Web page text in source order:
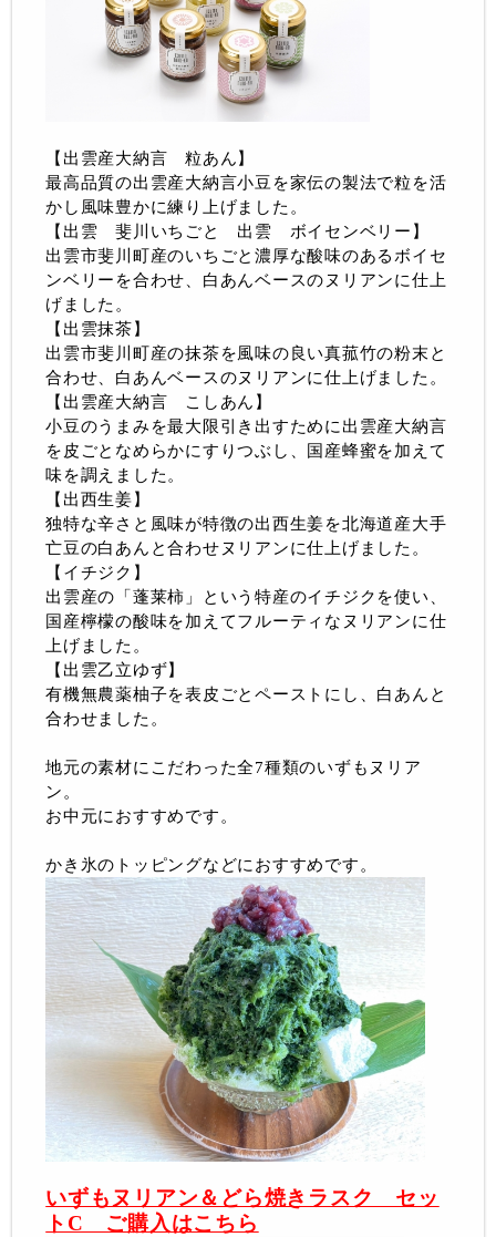
【出雲産大納言 粒あん】
最高品質の出雲産大納言小豆を家伝の製法で粒を活
かし風味豊かに練り上げました。
【出雲 斐川いちごと 出雲 ボイセンベリー】
出雲市斐川町産のいちごと濃厚な酸味のあるボイセ
ンベリーを合わせ、白あんベースのヌリアンに仕上
げました。
【出雲抹茶】
出雲市斐川町産の抹茶を風味の良い真菰竹の粉末と
合わせ、白あんベースのヌリアンに仕上げました。
【出雲産大納言 こしあん】
小豆のうまみを最大限引き出すために出雲産大納言
を皮ごとなめらかにすりつぶし、国産蜂蜜を加えて
味を調えました。
【出西生姜】
独特な辛さと風味が特徴の出西生姜を北海道産大手
亡豆の白あんと合わせヌリアンに仕上げました。
【イチジク】
出雲産の「蓬莱柿」という特産のイチジクを使い、
国産檸檬の酸味を加えてフルーティなヌリアンに仕
上げました。
【出雲乙立ゆず】
有機無農薬柚子を表皮ごとペーストにし、白あんと
合わせました。
地元の素材にこだわった全7種類のいずもヌリア
ン。
お中元におすすめです。
かき氷のトッピングなどにおすすめです。
いずもヌリアン＆どら焼きラスク セッ
トC ご購入はこちら